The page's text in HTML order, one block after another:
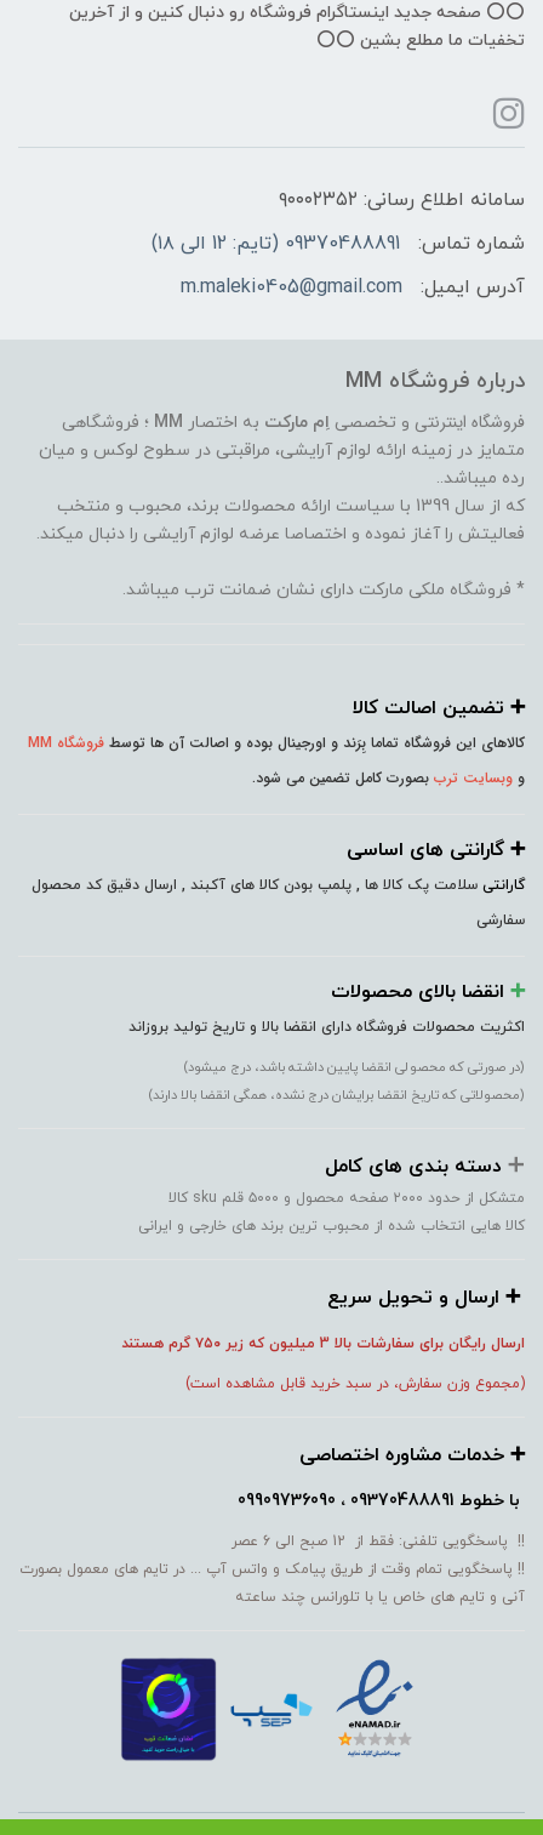
⭕️⭕️ صفحه جدید اینستاگرام فروشگاه رو دنبال کنین و از آخرین
تخفیات ما مطلع بشین ⭕️⭕️
سامانه اطلاع رسانی: ۹۰۰۰۲۳۵۲
شماره تماس:
09370488891 (تایم: 12 الی ۱۸)
آدرس ایمیل:
m.maleki0405@gmail.com
درباره فروشگاه MM
فروشگاه اینترنتی و تخصصی اِم مارکت به اختصار MM ؛ فروشگاهی
متمایز در زمینه ارائه لوازم آرایشی، مراقبتی در سطوح لوکس و میان
رده میباشد..
که از سال 1399 با سیاست ارائه محصولات برند، محبوب و منتخب
فعالیتش را آغاز نموده و اختصاصا عرضه لوازم آرایشی را دنبال میکند.
* فروشگاه ملکی مارکت دارای نشان ضمانت ترب میباشد.
➕️ تضمین اصالت کالا
کالاهای این فروشگاه تماما بِرَند و اورجینال بوده و اصالت آن ها توسط فروشگاه MM
و وبسایت ترب بصورت کامل تضمین می شود.
➕️ گارانتی های اساسی
گارانتی سلامت پک کالا ها , پلمپ بودن کالا های آکبند , ارسال دقیق کد محصول
سفارشی
➕️ انقضا بالای محصولات
اکثریت محصولات فروشگاه دارای انقضا بالا و تاریخ تولید بروزاند
(در صورتی که محصولی انقضا پایین داشته باشد، درج میشود)
(محصولاتی که تاریخ انقضا برایشان درج نشده، همگی انقضا بالا دارند)
➕️ دسته بندی های کامل
متشکل از حدود ۲۰۰۰ صفحه محصول و ۵۰۰۰ قلم sku کالا
کالا هایی انتخاب شده از محبوب ترین برند های خارجی و ایرانی
➕️ ارسال و تحویل سریع
ارسال رایگان برای سفارشات بالا 3 میلیون که زیر ۷۵۰ گرم هستند
(مجموع وزن سفارش، در سبد خرید قابل مشاهده است)
➕️ خدمات مشاوره اختصاصی
با خطوط 09370488891 ، 09909736090
!! پاسخگویی تلفنی: فقط از 12 صبح الی 6 عصر
!! پاسخگویی تمام وقت از طریق پیامک و واتس آپ ... در تایم های معمول بصورت
آنی و تایم های خاص یا با تلورانس چند ساعته